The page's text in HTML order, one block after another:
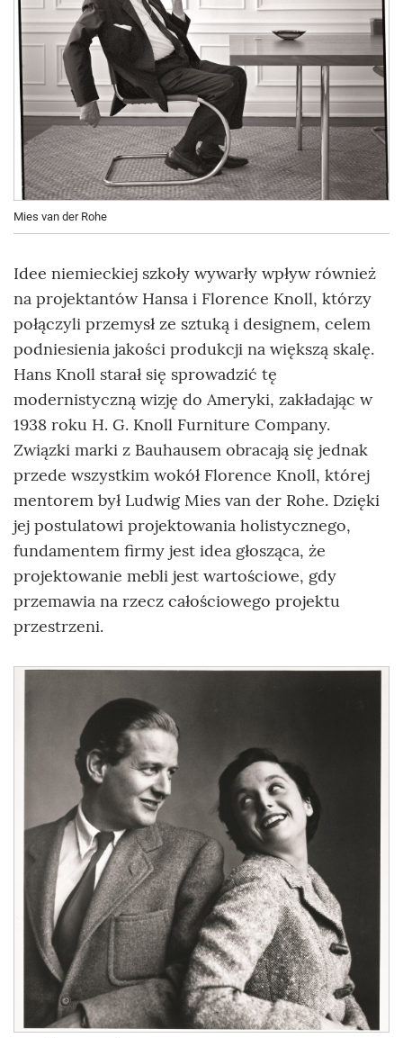
Mies van der Rohe
Idee niemieckiej szkoły wywarły wpływ również
na projektantów Hansa i Florence Knoll, którzy
połączyli przemysł ze sztuką i designem, celem
podniesienia jakości produkcji na większą skalę.
Hans Knoll starał się sprowadzić tę
modernistyczną wizję do Ameryki, zakładając w
1938 roku H. G. Knoll Furniture Company.
Związki marki z Bauhausem obracają się jednak
przede wszystkim wokół Florence Knoll, której
mentorem był Ludwig Mies van der Rohe. Dzięki
jej postulatowi projektowania holistycznego,
fundamentem firmy jest idea głosząca, że
projektowanie mebli jest wartościowe, gdy
przemawia na rzecz całościowego projektu
przestrzeni.